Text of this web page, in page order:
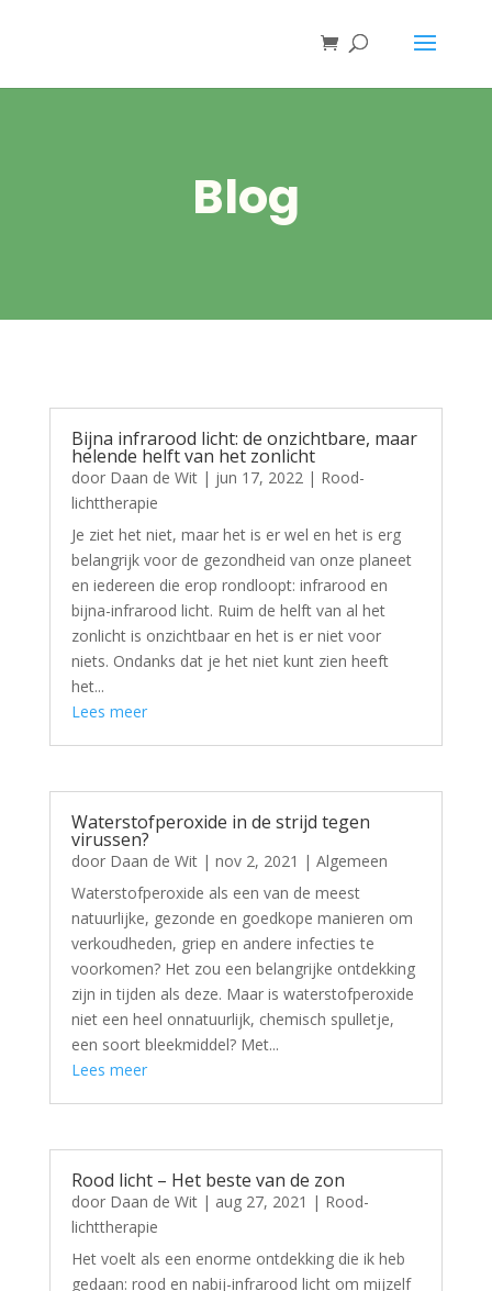
Blog
Bijna infrarood licht: de onzichtbare, maar
helende helft van het zonlicht
door Daan de Wit| jun 17, 2022| Rood-
lichttherapie
Je ziet het niet, maar het is er wel en het is erg
belangrijk voor de gezondheid van onze planeet
en iedereen die erop rondloopt: infrarood en
bijna-infrarood licht. Ruim de helft van al het
zonlicht is onzichtbaar en het is er niet voor
niets. Ondanks dat je het niet kunt zien heeft
het...
Lees meer
Waterstofperoxide in de strijd tegen
virussen?
door Daan de Wit| nov 2, 2021 | Algemeen
Waterstofperoxide als een van de meest
natuurlijke, gezonde en goedkope manieren om
verkoudheden, griep en andere infecties te
voorkomen? Het zou een belangrijke ontdekking
zijn in tijden als deze. Maar is waterstofperoxide
niet een heel onnatuurlijk, chemisch spulletje,
een soort bleekmiddel? Met...
Lees meer
Rood licht – Het beste van de zon
door Daan de Wit| aug 27, 2021 | Rood-
lichttherapie
Het voelt als een enorme ontdekking die ik heb
gedaan: rood en nabij-infrarood licht om mijzelf